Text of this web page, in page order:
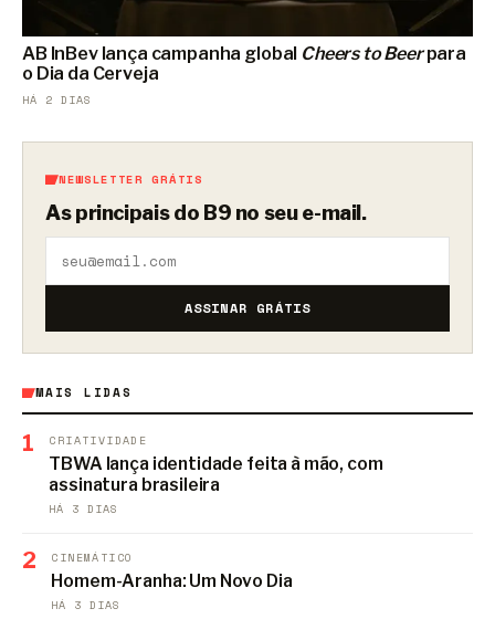
AB InBev lança campanha global Cheers to Beerpara
o Dia da Cerveja
HÁ 2 DIAS
NEWSLETTER GRÁTIS
As principais do B9 no seu e-mail.
ASSINAR GRÁTIS
MAIS LIDAS
1 CRIATIVIDADE
TBWA lança identidade feita à mão, com
assinatura brasileira
HÁ 3 DIAS
2 CINEMÁTICO
Homem-Aranha: Um Novo Dia
HÁ 3 DIAS